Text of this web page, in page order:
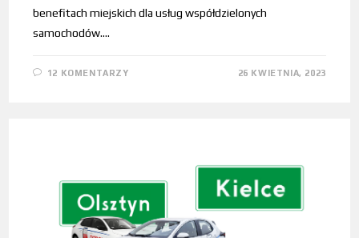
benefitach miejskich dla usług współdzielonych
samochodów.…
12 KOMENTARZY 26 KWIETNIA, 2023